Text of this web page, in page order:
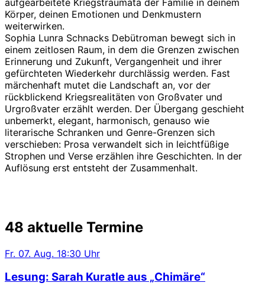
Körper, deinen Emotionen und Denkmustern
weiterwirken.
Sophia Lunra Schnacks Debütroman bewegt sich in
einem zeitlosen Raum, in dem die Grenzen zwischen
Erinnerung und Zukunft, Vergangenheit und ihrer
gefürchteten Wiederkehr durchlässig werden. Fast
märchenhaft mutet die Landschaft an, vor der
rückblickend Kriegsrealitäten von Großvater und
Urgroßvater erzählt werden. Der Übergang geschieht
unbemerkt, elegant, harmonisch, genauso wie
literarische Schranken und Genre-Grenzen sich
verschieben: Prosa verwandelt sich in leichtfüßige
Strophen und Verse erzählen ihre Geschichten. In der
Auflösung erst entsteht der Zusammenhalt.
48 aktuelle Termine
Fr. 07. Aug. 18:30 Uhr
Lesung: Sarah Kuratle aus „Chimäre“